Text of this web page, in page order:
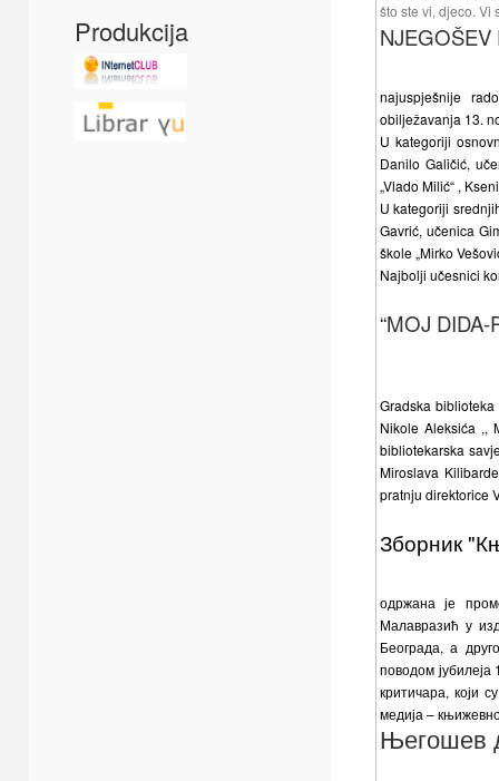
Produkcija
što ste vi, djeco. Vi
NJEGOŠEV
najuspješnije
obilježavanja 13.
U kategoriji
Danilo Galičić,
„Vlado Milić“ ,
U kategoriji
Gavrić, učenica
škole „Mirko
Najbolji učesnici
“MOJ
Gradska
Nikole Aleksića ,,
bibliotekarska
Miroslava
pratnju direktorice
Зборник
одржана је
Малавразић у
Београда, а
поводом
критичара, који
медија –
Његошев